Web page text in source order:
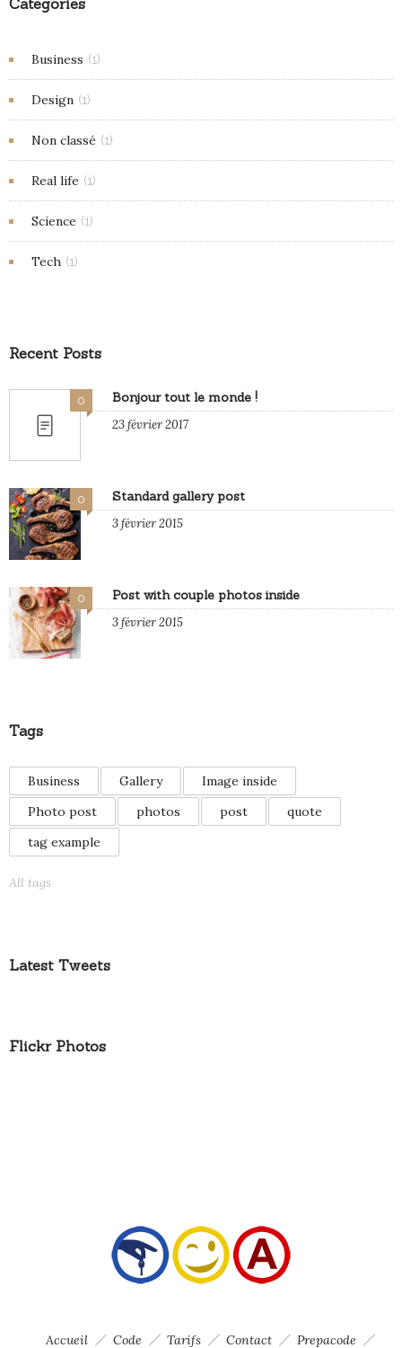
Categories
Business (1)
Design (1)
Non classé (1)
Real life (1)
Science (1)
Tech (1)
Recent Posts
0 Bonjour tout le monde !
23 février 2017
0 Standard gallery post
3 février 2015
0 Post with couple photos inside
3 février 2015
Tags
Business Gallery
Image inside
Photo post
photos post
quote
tag example
All tags
Latest Tweets
Flickr Photos
Accueil Code Tarifs Contact Prepacode